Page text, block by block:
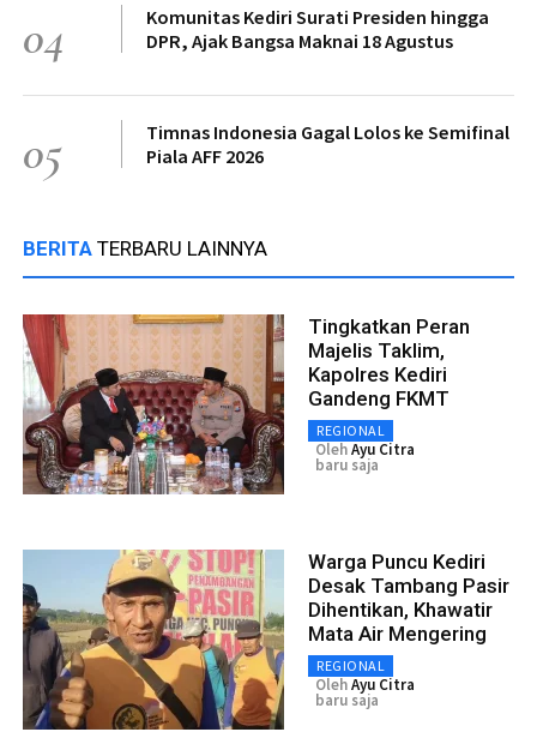
04
Komunitas Kediri Surati Presiden hingga
DPR, Ajak Bangsa Maknai 18 Agustus
05
Timnas Indonesia Gagal Lolos ke Semifinal
Piala AFF 2026
BERITA TERBARU LAINNYA
Tingkatkan Peran
Majelis Taklim,
Kapolres Kediri
Gandeng FKMT
REGIONAL
OlehAyu Citra
baru saja
Warga Puncu Kediri
Desak Tambang Pasir
Dihentikan, Khawatir
Mata Air Mengering
REGIONAL
OlehAyu Citra
baru saja